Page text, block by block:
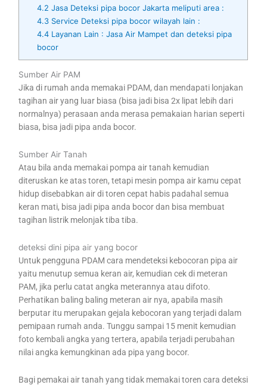
4.2 Jasa Deteksi pipa bocor Jakarta meliputi area :
4.3Service Deteksi pipa bocor wilayah lain :
4.4Layanan Lain : Jasa Air Mampet dan deteksi pipa
bocor
Sumber Air PAM
Jika di rumah anda memakai PDAM, dan mendapati lonjakan
tagihan air yang luar biasa (bisa jadi bisa 2x lipat lebih dari
normalnya) perasaan anda merasa pemakaian harian seperti
biasa, bisa jadi pipa anda bocor.
Sumber Air Tanah
Atau bila anda memakai pompa air tanah kemudian
diteruskan ke atas toren, tetapi mesin pompa air kamu cepat
hidup disebabkan air di toren cepat habis padahal semua
keran mati, bisa jadi pipa anda bocor dan bisa membuat
tagihan listrik melonjak tiba tiba.
deteksi dini pipa air yang bocor
Untuk pengguna PDAM cara mendeteksi kebocoran pipa air
yaitu menutup semua keran air, kemudian cek di meteran
PAM, jika perlu catat angka meterannya atau difoto.
Perhatikan baling baling meteran air nya, apabila masih
berputar itu merupakan gejala kebocoran yang terjadi dalam
pemipaan rumah anda. Tunggu sampai 15 menit kemudian
foto kembali angka yang tertera, apabila terjadi perubahan
nilai angka kemungkinan ada pipa yang bocor.
Bagi pemakai air tanah yang tidak memakai toren cara deteksi